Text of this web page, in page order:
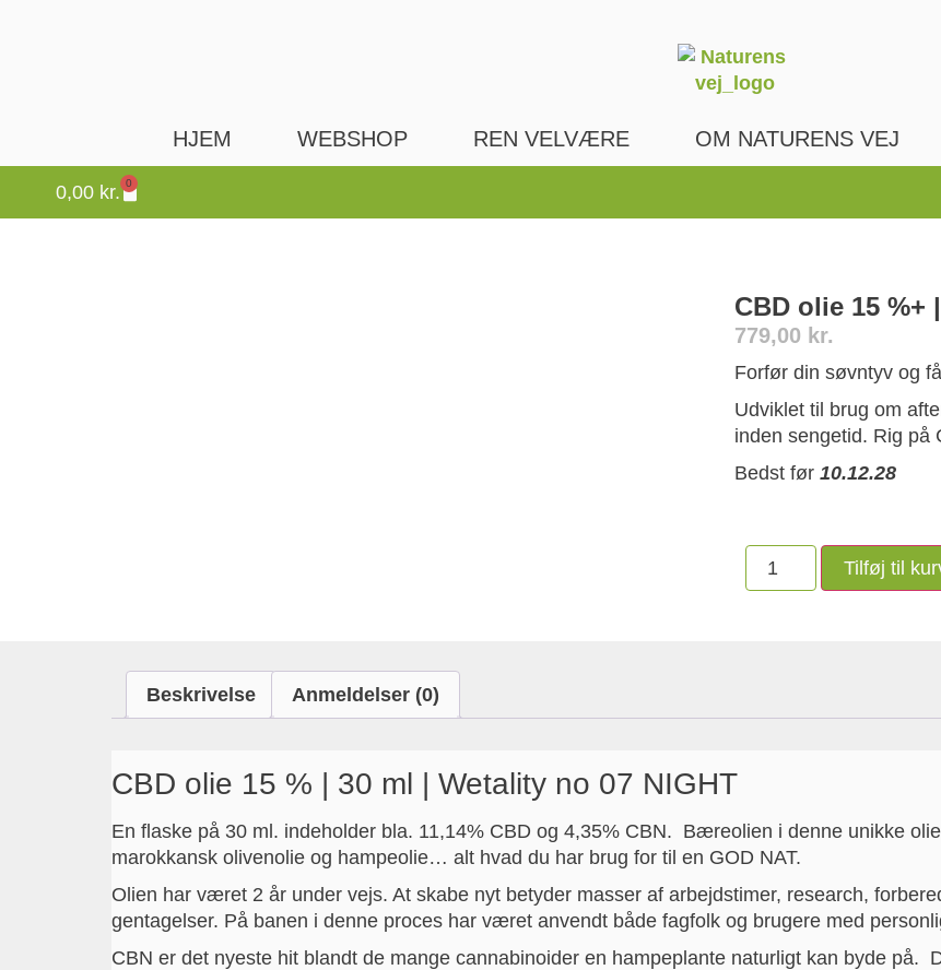
HJEM WEBSHOP REN VELVÆRE OM NATURENS VEJ
0,00 kr. 0
CBD olie 15 %+
779,00 kr.
Forfør din søvntyv og
Udviklet til brug om
inden sengetid. Rig på
Bedst før 10.12.28
Tilføj til
Beskrivelse Anmeldelser (0)
CBD olie 15 % | 30 ml | Wetality no 07 NIGHT
En flaske på 30 ml. indeholder bla. 11,14% CBD og 4,35% CBN. Bæreolien i denne unikke
marokkansk olivenolie og hampeolie… alt hvad du har brug for til en GOD NAT.
Olien har været 2 år under vejs. At skabe nyt betyder masser af arbejdstimer, research,
gentagelser. På banen i denne proces har været anvendt både fagfolk og brugere med
CBN er det nyeste hit blandt de mange cannabinoider en hampeplante naturligt kan byde på.